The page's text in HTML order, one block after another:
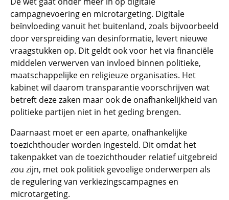
campagnevoering en microtargeting. Digitale
beïnvloeding vanuit het buitenland, zoals bijvoorbeeld
door verspreiding van desinformatie, levert nieuwe
vraagstukken op. Dit geldt ook voor het via financiële
middelen verwerven van invloed binnen politieke,
maatschappelijke en religieuze organisaties. Het
kabinet wil daarom transparantie voorschrijven wat
betreft deze zaken maar ook de onafhankelijkheid van
politieke partijen niet in het geding brengen.
Daarnaast moet er een aparte, onafhankelijke
toezichthouder worden ingesteld. Dit omdat het
takenpakket van de toezichthouder relatief uitgebreid
zou zijn, met ook politiek gevoelige onderwerpen als
de regulering van verkiezingscampagnes en
microtargeting.